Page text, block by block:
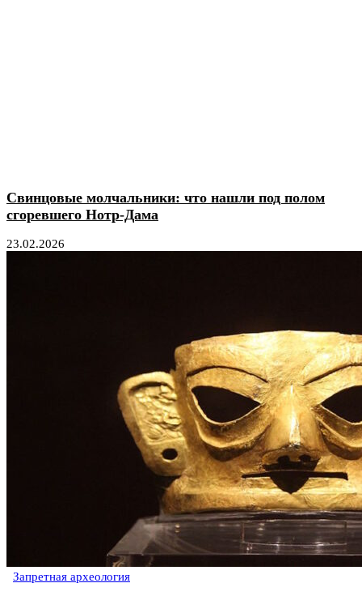
Свинцовые молчальники: что нашли под полом
сгоревшего Нотр-Дама
23.02.2026
Запретная археология